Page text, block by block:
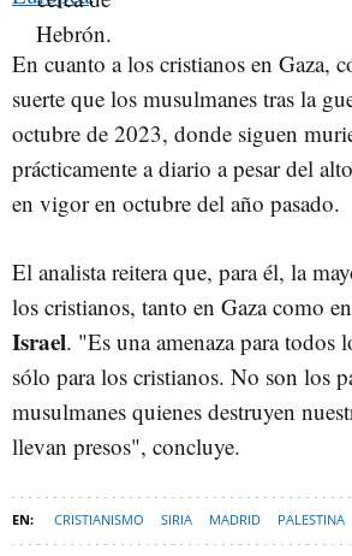
En cuanto a los cristianos en Gaza,
suerte que los musulmanes tras la
octubre de 2023, donde siguen
prácticamente a diario a pesar del
en vigor en octubre del año pasado.
El analista reitera que, para él, la
los cristianos, tanto en Gaza como
Israel. "Es una amenaza para todos
sólo para los cristianos. No son los
musulmanes quienes destruyen
llevan presos", concluye.
CRISTIANISMO SIRIA MADRID PALESTINA